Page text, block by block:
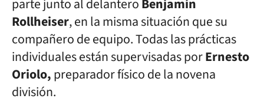
parte junto al delanteroBenjamín
Rollheiser, en la misma situación que su
compañero de equipo. Todas las prácticas
individuales están supervisadas porErnesto
Oriolo,preparador físico de la novena
división.